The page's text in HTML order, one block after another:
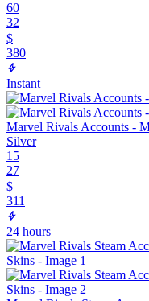
60
32
$
380
Instant
Marvel Rivals Accounts -
Silver
15
27
$
311
24 hours